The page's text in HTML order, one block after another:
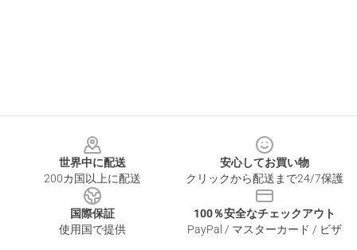
世界中に配送
200カ国以上に配送
安心してお買い物
クリックから配送まで24/7保護
国際保証
使用国で提供
100％安全なチェックアウト
PayPal / マスターカード / ビザ